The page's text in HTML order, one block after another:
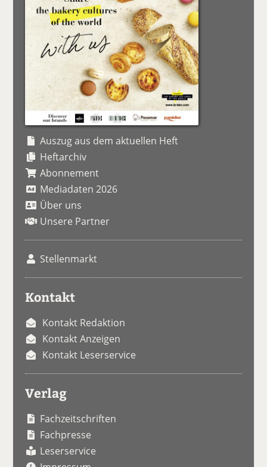
Auszug aus dem aktuellen Heft
Heftarchiv
Abonnement
Mediadaten 2026
Über uns
Unsere Partner
Stellenmarkt
Kontakt
Kontakt Redaktion
Kontakt Anzeigen
Kontakt Leserservice
Verlag
Fachzeitschriften
Fachpresse
Leserservice